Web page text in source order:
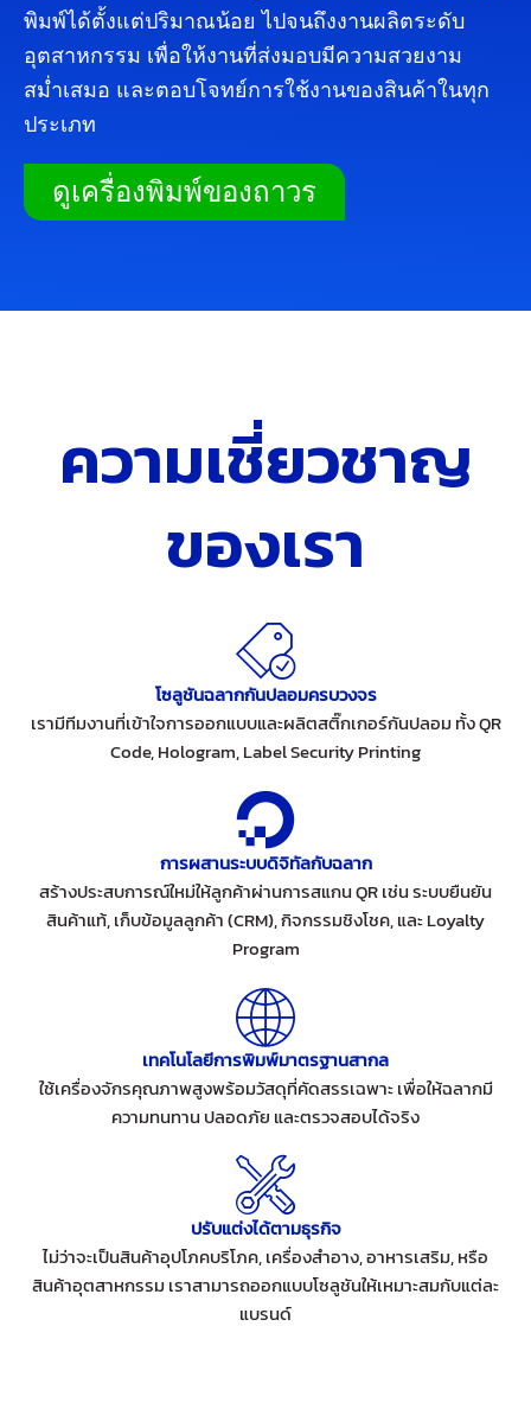
พิมพ์ได้ตั้งแต่ปริมาณน้อย ไปจนถึงงานผลิตระดับ
อุตสาหกรรม เพื่อให้งานที่ส่งมอบมีความสวยงาม
สม่ำเสมอ และตอบโจทย์การใช้งานของสินค้าในทุก
ประเภท
ดูเครื่องพิมพ์ของถาวร
ความเชี่ยวชาญ
ของเรา
โซลูชันฉลากกันปลอมครบวงจร
เรามีทีมงานที่เข้าใจการออกแบบและผลิตสติ๊กเกอร์กันปลอม ทั้ง QR
Code, Hologram, Label Security Printing
การผสานระบบดิจิทัลกับฉลาก
สร้างประสบการณ์ใหม่ให้ลูกค้าผ่านการสแกน QR เช่น ระบบยืนยัน
สินค้าแท้, เก็บข้อมูลลูกค้า (CRM), กิจกรรมชิงโชค, และ Loyalty
Program
เทคโนโลยีการพิมพ์มาตรฐานสากล
ใช้เครื่องจักรคุณภาพสูงพร้อมวัสดุที่คัดสรรเฉพาะ เพื่อให้ฉลากมี
ความทนทาน ปลอดภัย และตรวจสอบได้จริง
ปรับแต่งได้ตามธุรกิจ
ไม่ว่าจะเป็นสินค้าอุปโภคบริโภค, เครื่องสำอาง, อาหารเสริม, หรือ
สินค้าอุตสาหกรรม เราสามารถออกแบบโซลูชันให้เหมาะสมกับแต่ละ
แบรนด์